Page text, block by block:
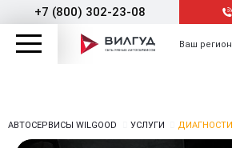
+7 (800) 302-23-08
Ваш
АВТОСЕРВИСЫ WILGOOD УСЛУГИ